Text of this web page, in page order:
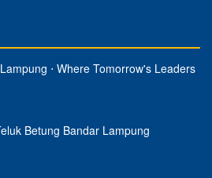
⋅ Where Tomorrow's Leaders
Betung Bandar Lampung